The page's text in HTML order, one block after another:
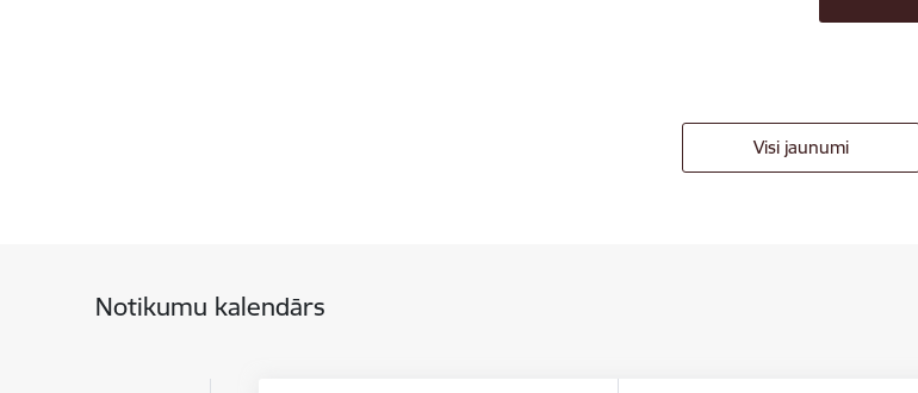
Visi jaunumi
Notikumu kalendārs